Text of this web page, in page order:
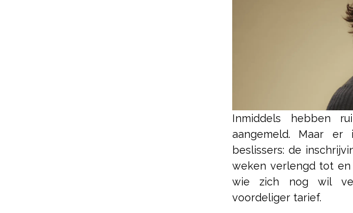
Inmiddels hebben
aangemeld. Maar
beslissers: de
weken verlengd tot en
wie zich nog wil
voordeliger tarief.